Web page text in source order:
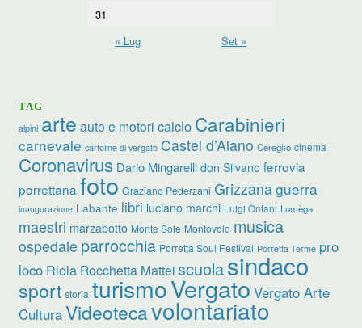
31
« Lug
Set »
TAG
alpini arte auto e motori calcio Carabinieri
carnevale cartoline di vergato Castel d’Aiano Cereglio cinema
Coronavirus Dario Mingarelli don Silvano ferrovia
porrettana foto Graziano Pederzani Grizzanaguerra
inaugurazione Labante libri luciano marchi Luigi Ontani Lumèga
maestri marzabotto Monte Sole Montovolo musica
ospedale parrocchia Porretta Soul Festival Porretta Terme pro
loco Riola Rocchetta Matteiscuolasindaco
sport storia turismoVergato Vergato Arte
CulturaVideotecavolontariato